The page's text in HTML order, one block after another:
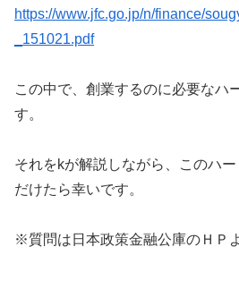
https://www.jfc.go.jp/n/finance/
_151021.pdf
この中で、創業するのに必要なハ
す。
それをkが解説しながら、このハ
だけたら幸いです。
※質問は日本政策金融公庫のＨＰ